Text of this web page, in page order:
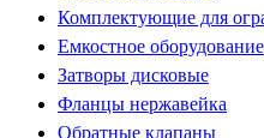
Комплектующие для
Емкостное оборудование
Затворы дисковые
Фланцы нержавейка
Обратные клапаны